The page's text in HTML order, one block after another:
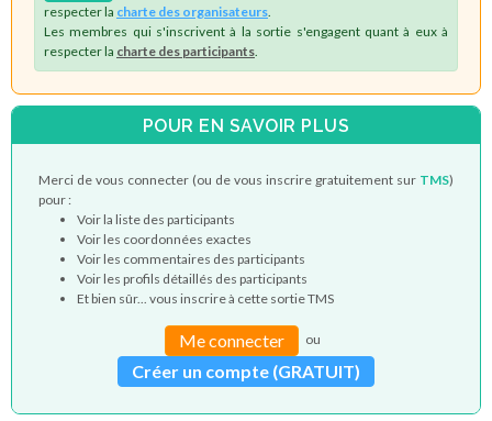
respecter la charte des organisateurs
Les membres qui s'inscrivent à la sortie s'engagent quant à eux à
respecter la charte des participants
POUR EN SAVOIR PLUS
Merci de vous connecter (ou de vous inscrire gratuitement sur TMS)
pour :
Voir la liste des participants
Voir les coordonnées exactes
Voir les commentaires des participants
Voir les profils détaillés des participants
Et bien sûr... vous inscrire à cette sortie TMS
Me connecter ou
Créer un compte (GRATUIT)